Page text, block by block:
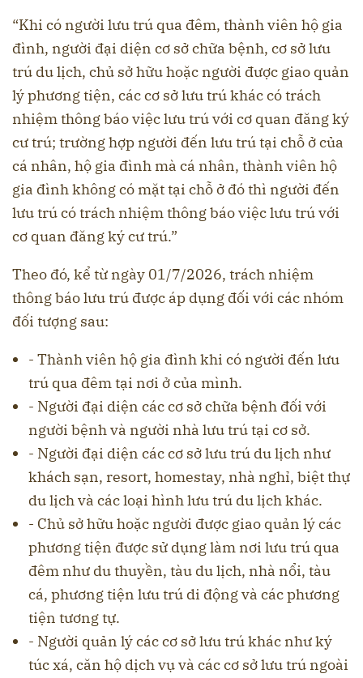
“Khi có người lưu trú qua đêm, thành viên hộ gia
đình, người đại diện cơ sở chữa bệnh, cơ sở lưu
trú du lịch, chủ sở hữu hoặc người được giao quản
lý phương tiện, các cơ sở lưu trú khác có trách
nhiệm thông báo việc lưu trú với cơ quan đăng ký
cư trú; trường hợp người đến lưu trú tại chỗ ở của
cá nhân, hộ gia đình mà cá nhân, thành viên hộ
gia đình không có mặt tại chỗ ở đó thì người đến
lưu trú có trách nhiệm thông báo việc lưu trú với
cơ quan đăng ký cư trú.”
Theo đó, kể từ ngày 01/7/2026, trách nhiệm
thông báo lưu trú được áp dụng đối với các nhóm
đối tượng sau:
- Thành viên hộ gia đình khi có người đến lưu
trú qua đêm tại nơi ở của mình.
- Người đại diện các cơ sở chữa bệnh đối với
người bệnh và người nhà lưu trú tại cơ sở.
- Người đại diện các cơ sở lưu trú du lịch như
khách sạn, resort, homestay, nhà nghỉ, biệt thự
du lịch và các loại hình lưu trú du lịch khác.
- Chủ sở hữu hoặc người được giao quản lý các
phương tiện được sử dụng làm nơi lưu trú qua
đêm như du thuyền, tàu du lịch, nhà nổi, tàu
cá, phương tiện lưu trú di động và các phương
tiện tương tự.
- Người quản lý các cơ sở lưu trú khác như ký
túc xá, căn hộ dịch vụ và các cơ sở lưu trú ngoài